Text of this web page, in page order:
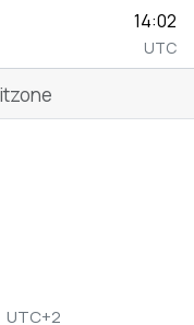
14:02
UTC
UTC+2